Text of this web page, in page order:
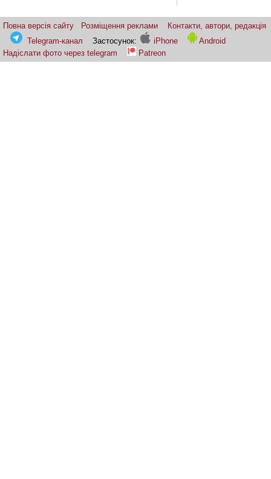
Повна версія сайту Розміщення реклами
Контакти, автори, редакція
Telegram-канал
Застосунок: iPhone
Android
Надіслати фото через telegram
Patreon